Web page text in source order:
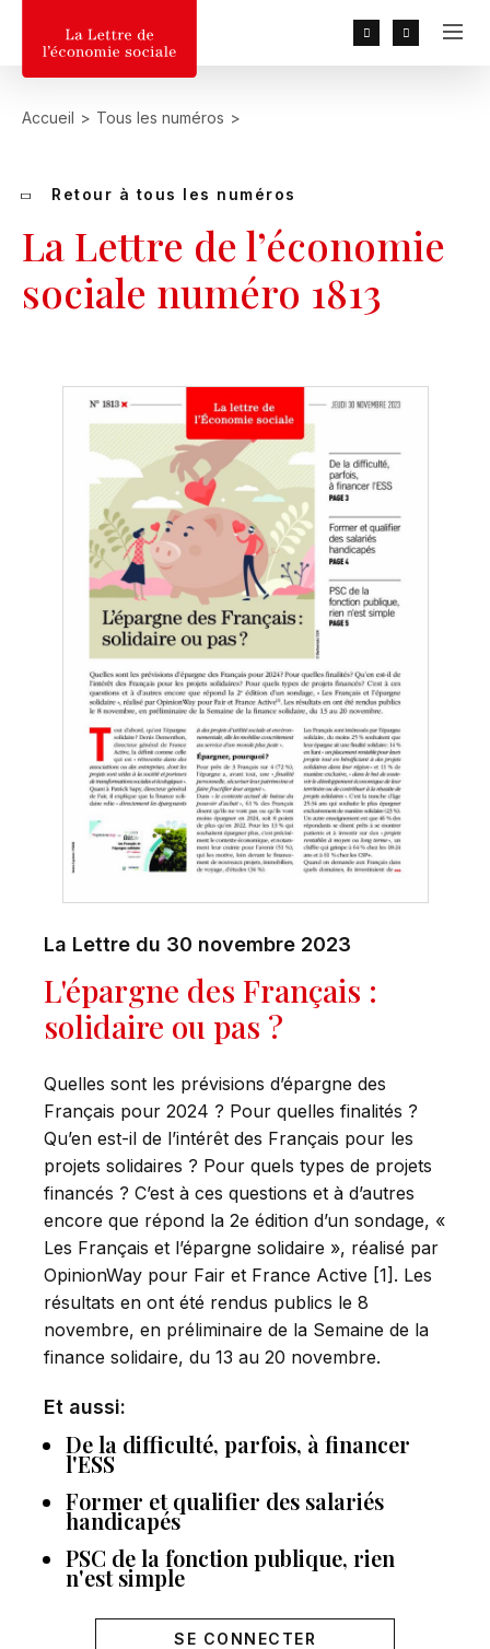
Accueil > Tous les numéros >
La Lettre de l’économie
sociale numéro 1813
Retour à tous les numéros
La Lettre du 30 novembre 2023
L'épargne des Français :
solidaire ou pas ?
Quelles sont les prévisions d’épargne des
Français pour 2024 ? Pour quelles finalités ?
Qu’en est-il de l’intérêt des Français pour les
projets solidaires ? Pour quels types de projets
financés ? C’est à ces questions et à d’autres
encore que répond la 2e édition d’un sondage, «
Les Français et l’épargne solidaire », réalisé par
OpinionWay pour Fair et France Active [1]. Les
résultats en ont été rendus publics le 8
novembre, en préliminaire de la Semaine de la
finance solidaire, du 13 au 20 novembre.
Et aussi:
De la difficulté, parfois, à financer
l'ESS
Former et qualifier des salariés
handicapés
PSC de la fonction publique, rien
n'est simple
SE CONNECTER